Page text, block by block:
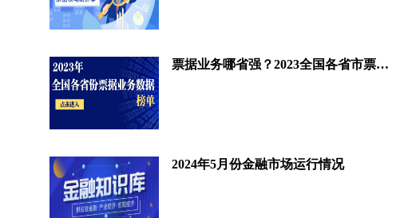
票据业务哪省强？2023全国各省市票据业务规模榜
2024年5月份金融市场运行情况